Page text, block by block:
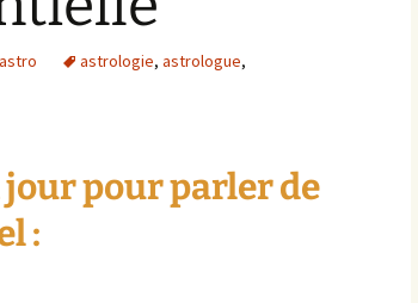
astrologie, astrologue,
jour pour parler de
: